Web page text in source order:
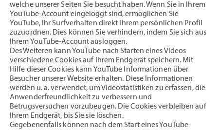
welche unserer Seiten Sie besucht haben. Wenn Sie in Ihrem
YouTube-Account eingeloggt sind, ermöglichen Sie
YouTube, Ihr Surfverhalten direkt Ihrem persönlichen Profil
zuzuordnen. Dies können Sie verhindern, indem Sie sich aus
Ihrem YouTube-Account ausloggen.
Des Weiteren kann YouTube nach Starten eines Videos
verschiedene Cookies auf Ihrem Endgerät speichern. Mit
Hilfe dieser Cookies kann YouTube Informationen über
Besucher unserer Website erhalten. Diese Informationen
werden u. a. verwendet, um Videostatistiken zu erfassen, die
Anwenderfreundlichkeit zu verbessern und
Betrugsversuchen vorzubeugen. Die Cookies verbleiben auf
Ihrem Endgerät, bis Sie sie löschen.
Gegebenenfalls können nach dem Start eines YouTube-